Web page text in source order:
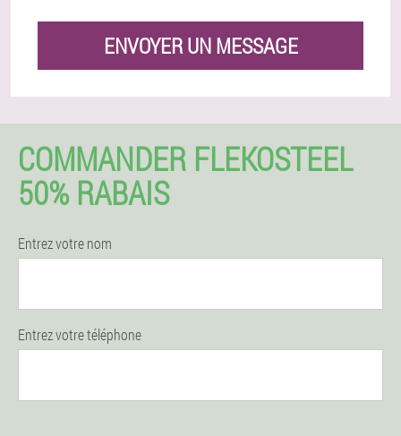
ENVOYER UN MESSAGE
COMMANDER FLEKOSTEEL
50% RABAIS
Entrez votre nom
Entrez votre téléphone